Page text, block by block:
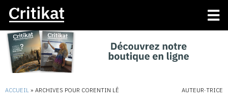
ACCUEIL » ARCHIVES POUR CORENTIN LÊ AUTEUR·TRICE